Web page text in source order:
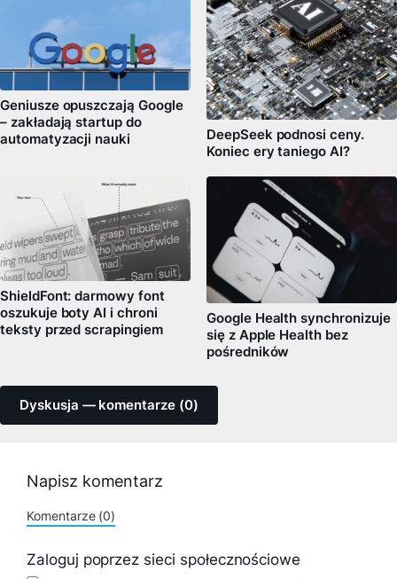
Geniusze opuszczają Google
– zakładają startup do
automatyzacji nauki
DeepSeek podnosi ceny.
Koniec ery taniego AI?
ShieldFont: darmowy font
oszukuje boty AI i chroni
teksty przed scrapingiem
Google Health synchronizuje
się z Apple Health bez
pośredników
Dyskusja — komentarze (0)
Napisz komentarz
Komentarze (0)
Zaloguj poprzez sieci społecznościowe